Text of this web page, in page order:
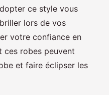
ce style vous
lors de vos
votre confiance en
ces robes peuvent
et faire éclipser les